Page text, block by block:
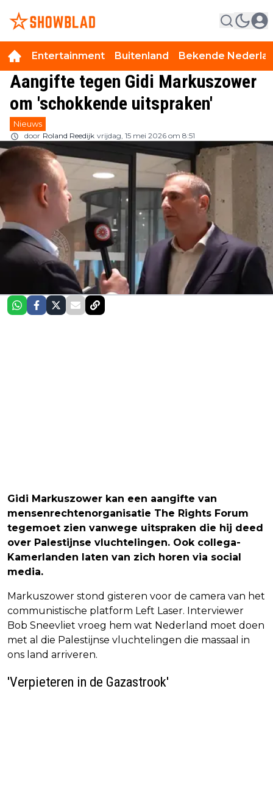
Entertainment Buitenland Bekende
Aangifte tegen Gidi Markuszower
om 'schokkende uitspraken'
Nieuws
door Roland Reedijk vrijdag, 15 mei 2026 om 8:51
Gidi Markuszower kan een aangifte van
mensenrechtenorganisatie The Rights Forum
tegemoet zien vanwege uitspraken die hij deed
over Palestijnse vluchtelingen. Ook collega-
Kamerlanden laten van zich horen via social
media.
Markuszower stond gisteren voor de camera van het
communistische platform Left Laser. Interviewer
Bob Sneevliet vroeg hem wat Nederland moet doen
met al die Palestijnse vluchtelingen die massaal in
ons land arriveren.
'Verpieteren in de Gazastrook'